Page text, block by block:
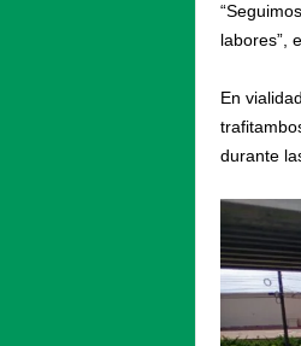
labores”,
En
durante